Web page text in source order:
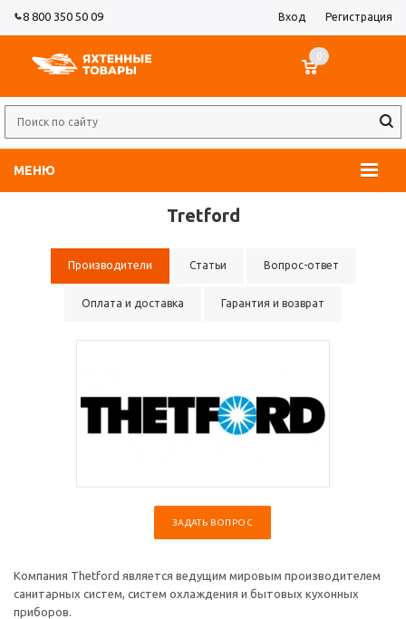
8 800 350 50 09 Вход Регистрация
МЕНЮ
0
Tretford
Производители Статьи Вопрос-ответ
Оплата и доставка Гарантия и возврат
ЗАДАТЬ ВОПРОС
Компания Thetford является ведущим мировым производителем
санитарных систем, систем охлаждения и бытовых кухонных
приборов.